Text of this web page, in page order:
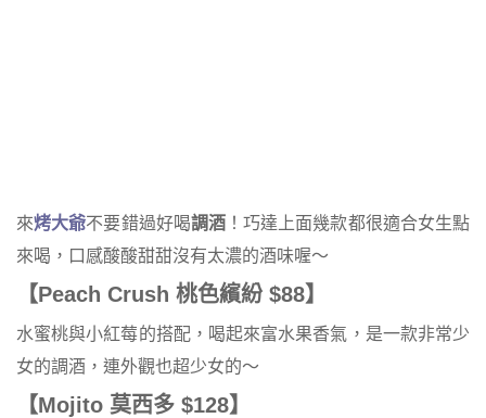
來烤大爺不要錯過好喝調酒 ！巧達上面幾款都很適合女生點
來喝，口感酸酸甜甜沒有太濃的酒味喔～
【Peach Crush 桃色繽紛 $88】
水蜜桃與小紅莓的搭配，喝起來富水果香氣，是一款非常少
女的調酒，連外觀也超少女的～
【Mojito 莫西多 $128】